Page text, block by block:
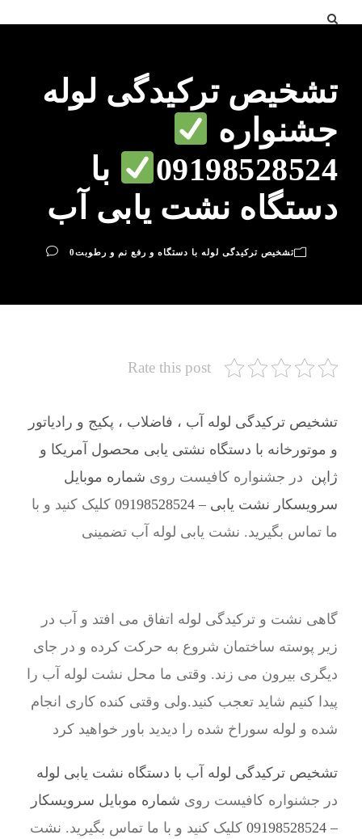
تشخیص ترکیدگی لوله
جشنواره
09198528524
با
دستگاه نشت یابی آب
تشخیص ترکیدگی لوله با دستگاه و رفع نم و رطوبت0
Rate this post
تشخیص ترکیدگی لوله آب ، فاضلاب ، پکیج و رادیاتور
و موتورخانه با دستگاه نشتی یابی محصول آمریکا و
ژاپن در جشنواره کافیست روی شماره موبایل
سرویسکار نشت یابی – 09198528524
کلیک کنید و با
ما تماس بگیرید. نشت یابی لوله آب تضمینی
گاهی نشت و ترکیدگی لوله اتفاق می افتد و آب در
زیر پوسته ساختمان شروع به حرکت کرده و در جای
دیگری بیرون می زند. وقتی ما محل نشت لوله آب را
پیدا کنیم شاید تعجب کنید.ولی وقتی کنده کاری انجام
شده و لوله سوراخ شده را دیدید باور خواهید کرد
تشخیص ترکیدگی لوله آب با دستگاه نشت یابی لوله
در جشنواره کافیست روی شماره موبایل سرویسکار
– 09198528524
کلیک کنید و با ما تماس بگیرید. نشت